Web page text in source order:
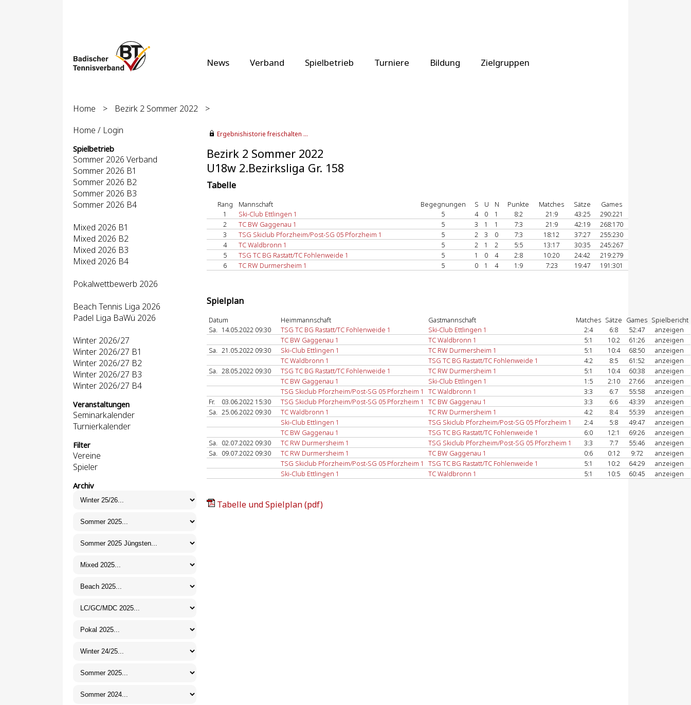
News Verband Spielbetrieb Turniere Bildung Zielgruppen
Home > Bezirk 2 Sommer 2022
>
Home / Login
Spielbetrieb
Sommer 2026 Verband
Sommer 2026 B1
Sommer 2026 B2
Sommer 2026 B3
Sommer 2026 B4
Mixed 2026 B1
Mixed 2026 B2
Mixed 2026 B3
Mixed 2026 B4
Pokalwettbewerb 2026
Beach Tennis Liga 2026
Padel Liga BaWü 2026
Winter 2026/27
Winter 2026/27 B1
Winter 2026/27 B2
Winter 2026/27 B3
Winter 2026/27 B4
Veranstaltungen
Seminarkalender
Turnierkalender
Filter
Vereine
Spieler
Archiv
Ergebnishistorie freischalten ...
Bezirk 2 Sommer 2022
U18w 2.Bezirksliga Gr. 158
Tabelle
Rang Mannschaft Begegnungen S U N Punkte Matches Sätze
Games
1
Ski-Club Ettlingen 1 5 4 0 1 8:2 21:9 43:25
290:221
2
TC BW Gaggenau 1 5 3 1 1 7:3 21:9 42:19
268:170
3
TSG Skiclub Pforzheim/Post-SG 05 Pforzheim 1 5 2 3 0 7:3 18:12 37:27
255:230
4
TC Waldbronn 1 5 2 1 2 5:5 13:17 30:35
245:267
5
TSG TC BG Rastatt/TC Fohlenweide 1 5 1 0 4 2:8 10:20 24:42
219:279
6
TC RW Durmersheim 1 5 0 1 4 1:9 7:23 19:47 191:301
Spielplan
Datum Heimmannschaft Gastmannschaft Matches Sätze Games Spielbericht
Sa. 14.05.2022 09:30 TSG TC BG Rastatt/TC Fohlenweide 1 Ski-Club Ettlingen 1 2:4 6:8 52:47
anzeigen
TC BW Gaggenau 1
TC Waldbronn 1 5:1 10:2 61:26
anzeigen
Sa. 21.05.2022 09:30 Ski-Club Ettlingen 1 TC RW Durmersheim 1 5:1 10:4 68:50
anzeigen
TC Waldbronn 1
TSG TC BG Rastatt/TC Fohlenweide 1 4:2 8:5 61:52
anzeigen
Sa. 28.05.2022 09:30 TSG TC BG Rastatt/TC Fohlenweide 1 TC RW Durmersheim 1 5:1 10:4 60:38
anzeigen
TC BW Gaggenau 1
Ski-Club Ettlingen 1 1:5 2:10 27:66
anzeigen
TSG Skiclub Pforzheim/Post-SG 05 Pforzheim 1
TC Waldbronn 1 3:3 6:7 55:58
anzeigen
Fr.
03.06.2022 15:30 TSG Skiclub Pforzheim/Post-SG 05 Pforzheim 1 TC BW Gaggenau 1 3:3 6:6 43:39
anzeigen
Sa. 25.06.2022 09:30 TC Waldbronn 1 TC RW Durmersheim 1 4:2 8:4 55:39
anzeigen
Ski-Club Ettlingen 1
TSG Skiclub Pforzheim/Post-SG 05 Pforzheim 1 2:4 5:8 49:47
anzeigen
TC BW Gaggenau 1
TSG TC BG Rastatt/TC Fohlenweide 1 6:0 12:1 69:26
anzeigen
Sa. 02.07.2022 09:30 TC RW Durmersheim 1 TSG Skiclub Pforzheim/Post-SG 05 Pforzheim 1 3:3 7:7 55:46
anzeigen
Sa. 09.07.2022 09:30 TC RW Durmersheim 1 TC BW Gaggenau 1 0:6 0:12 9:72
anzeigen
TSG Skiclub Pforzheim/Post-SG 05 Pforzheim 1
TSG TC BG Rastatt/TC Fohlenweide 1 5:1 10:2 64:29
anzeigen
Ski-Club Ettlingen 1
TC Waldbronn 1 5:1 10:5 60:45 anzeigen
Tabelle und Spielplan (pdf)